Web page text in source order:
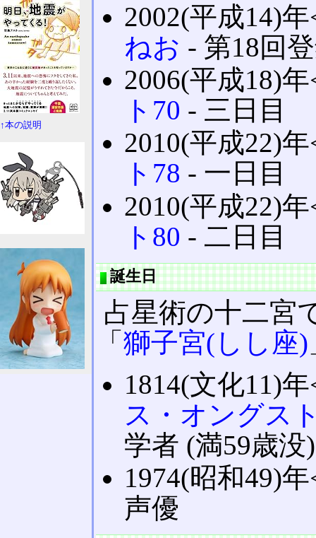
2002(平成14)
ねお ‐ 第18回
2006(平成18)
ト70 ‐ 三日目
2010(平成22)
ト78 ‐ 一日目
2010(平成22)
ト80 ‐ 二日目
誕生日
占星術の十二宮
「獅子宮(しし座)
1814(文化11)
ス・オングス
学者 (満59歳没)
1974(昭和49)
声優
↑本の説明